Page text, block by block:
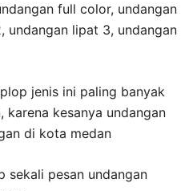
full color, undangan
undangan lipat 3, undangan
jenis ini paling banyak
kesanya undangan
di kota medan
sekali pesan undangan